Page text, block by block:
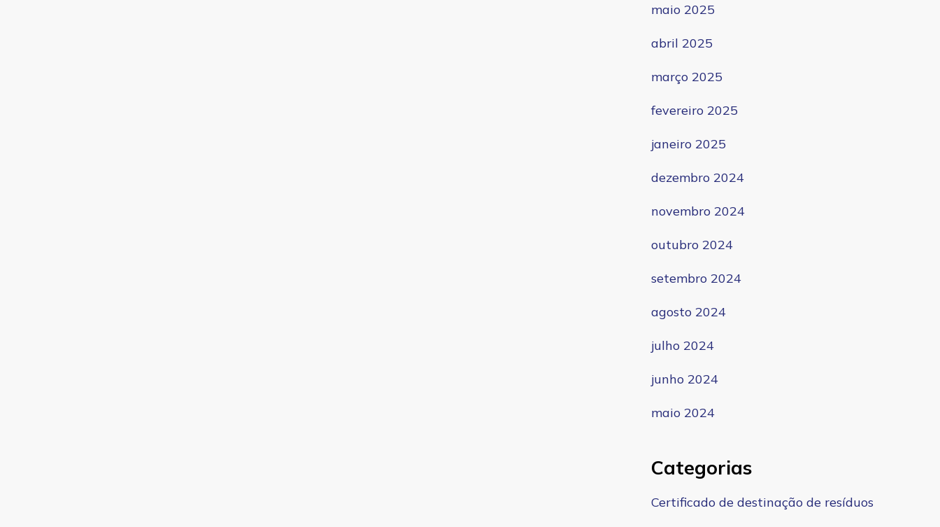
maio 2025
abril 2025
março 2025
fevereiro 2025
janeiro 2025
dezembro 2024
novembro 2024
outubro 2024
setembro 2024
agosto 2024
julho 2024
junho 2024
maio 2024
Categorias
Certificado de destinação de resíduos